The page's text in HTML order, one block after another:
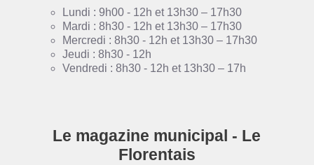
Lundi : 9h00 - 12h et 13h30 – 17h30
Mardi : 8h30 - 12h et 13h30 – 17h30
Mercredi : 8h30 - 12h et 13h30 – 17h30
Jeudi : 8h30 - 12h
Vendredi : 8h30 - 12h et 13h30 – 17h
Le magazine municipal - Le
Florentais